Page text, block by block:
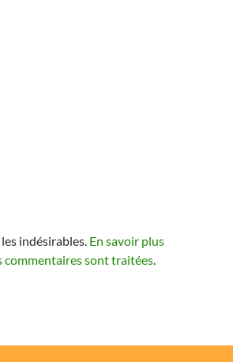
indésirables. En savoir plus
commentaires sont traitées.